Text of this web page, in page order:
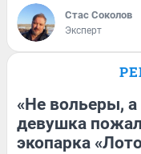
Стас Соколов
Эксперт
«Не вольеры,
девушка
экопарка